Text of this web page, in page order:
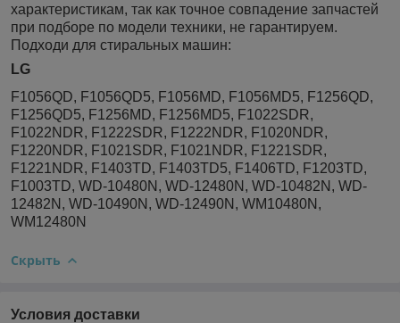
характеристикам, так как точное совпадение запчастей
при подборе по модели техники, не гарантируем.
Подходи для стиральных машин:
LG
F1056QD, F1056QD5, F1056MD, F1056MD5, F1256QD,
F1256QD5, F1256MD, F1256MD5, F1022SDR,
F1022NDR, F1222SDR, F1222NDR, F1020NDR,
F1220NDR, F1021SDR, F1021NDR, F1221SDR,
F1221NDR, F1403TD, F1403TD5, F1406TD, F1203TD,
F1003TD, WD-10480N, WD-12480N, WD-10482N, WD-
12482N, WD-10490N, WD-12490N, WM10480N,
WM12480N
Скрыть
Условия доставки